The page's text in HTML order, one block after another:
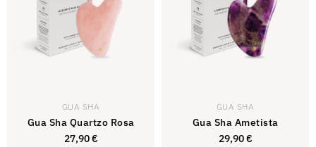
GUA SHA
Gua Sha Quartzo Rosa
27,90€
GUA SHA
Gua Sha Ametista
29,90€